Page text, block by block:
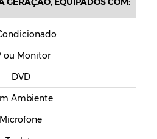
ou Monitor
DVD
Ambiente
Microfone